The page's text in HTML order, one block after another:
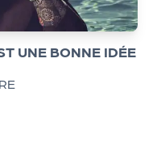
UNE BONNE IDÉE